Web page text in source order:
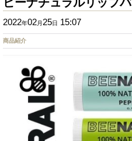
2022年02月 25日 15:07
商品紹介